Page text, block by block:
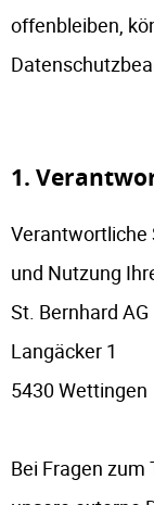
offenbleiben,
1.
Verantwortliche
und Nutzung
St. Bernhard AG
Langäcker 1
5430 Wettingen
Bei Fragen